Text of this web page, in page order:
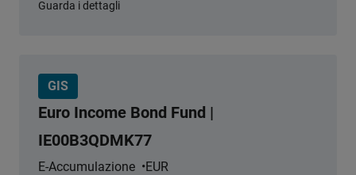
Guarda i dettagli
GIS
Euro Income Bond Fund |
IE00B3QDMK77
E-Accumulazione EUR